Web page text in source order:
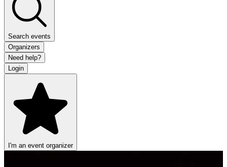
Search events
Organizers
Need help?
Login
I'm an event organizer